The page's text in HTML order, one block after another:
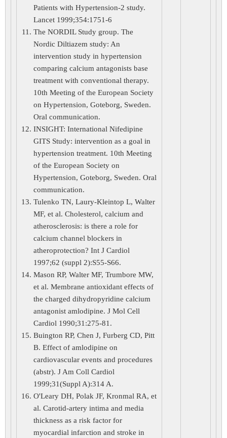
Patients with Hypertension-2 study.
Lancet 1999;354:1751-6
The NORDIL Study group. The
Nordic Diltiazem study: An
intervention study in hypertension
comparing calcium antagonists base
treatment with conventional therapy.
10th Meeting of the European Society
on Hypertension, Goteborg, Sweden.
Oral communication.
INSIGHT: International Nifedipine
GITS Study: intervention as a goal in
hypertension treatment. 10th Meeting
of the European Society on
Hypertension, Goteborg, Sweden. Oral
communication.
Tulenko TN, Laury-Kleintop L, Walter
MF, et al. Cholesterol, calcium and
atherosclerosis: is there a role for
calcium channel blockers in
atheroprotection? Int J Cardiol
1997;62 (suppl 2):S55-S66.
Mason RP, Walter MF, Trumbore MW,
et al. Membrane antioxidant effects of
the charged dihydropyridine calcium
antagonist amlodipine. J Mol Cell
Cardiol 1990;31:275-81.
Buington RP, Chen J, Furberg CD, Pitt
B. Effect of amlodipine on
cardiovascular events and procedures
(abstr). J Am Coll Cardiol
1999;31(Suppl A):314 A.
O'Leary DH, Polak JF, Kronmal RA, et
al. Carotid-artery intima and media
thickness as a risk factor for
myocardial infarction and stroke in